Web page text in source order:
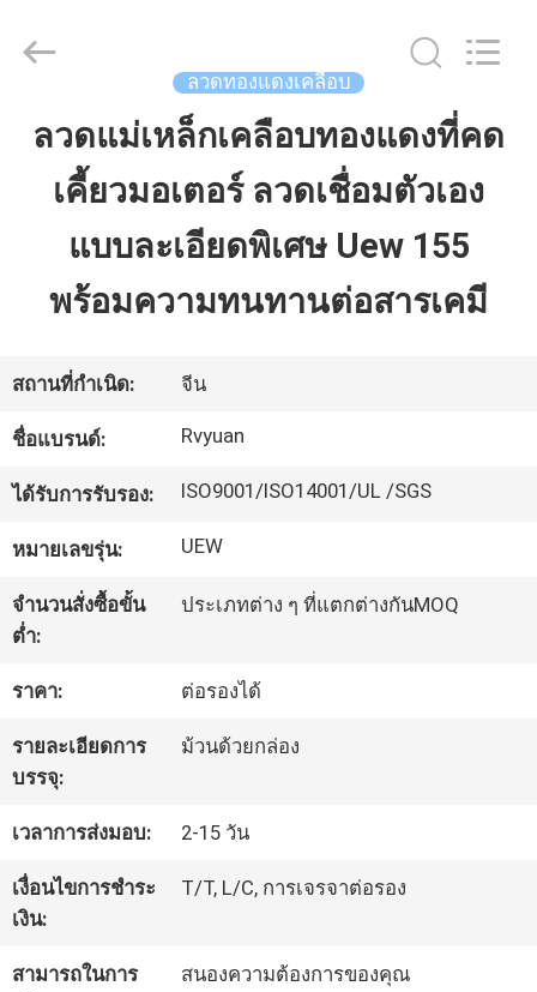
บ้าน
ผลิตภัณฑ์
วิดีโอ
ทัวร์
ควบคุม
ติดต่อ
เรา
Electric
Material
Reserved.
ลวดทองแดงเคลือบ
ลวดแม่เหล็กเคลือบทองแดงที่คด
เคี้ยวมอเตอร์ ลวดเชื่อมตัวเอง
แบบละเอียดพิเศษ Uew 155
พร้อมความทนทานต่อสารเคมี
สถานที่กำเนิด: จีน
ชื่อแบรนด์: Rvyuan
ได้รับการรับรอง: ISO9001/ISO14001/UL /SGS
หมายเลขรุ่น: UEW
จำนวนสั่งซื้อขั้น
ต่ำ:
ประเภทต่าง ๆ ที่แตกต่างกันMOQ
ราคา: ต่อรองได้
รายละเอียดการ
บรรจุ:
ม้วนด้วยกล่อง
เวลาการส่งมอบ: 2-15 วัน
เงื่อนไขการชำระ
เงิน:
T/T, L/C, การเจรจาต่อรอง
สามารถในการ
สนองความต้องการของคุณ